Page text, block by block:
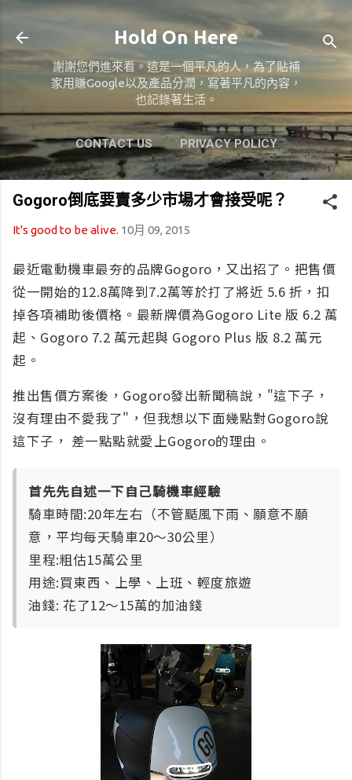
跳到主要內容
Hold On Here
謝謝您們進來看。這是一個平凡的人，為了貼補
家用賺Google以及產品分潤，寫著平凡的內容，
也記錄著生活。
CONTACT US PRIVACY POLICY
ABOUT US 更多… MY GIVING
Gogoro倒底要賣多少市場才會接受呢？
It's good to be alive. 10月 09, 2015
最近電動機車最夯的品牌Gogoro，又出招了。把售價
從一開始的12.8萬降到7.2萬等於打了將近 5.6 折，扣
掉各項補助後價格。最新牌價為Gogoro Lite 版 6.2 萬
起、Gogoro 7.2 萬元起與 Gogoro Plus 版 8.2 萬元
起。
推出售價方案後，Gogoro發出新聞稿說，"這下子，
沒有理由不愛我了"，但我想以下面幾點對Gogoro說
這下子， 差一點點就愛上Gogoro的理由。
首先先自述一下自己騎機車經驗
騎車時間:20年左右（不管颳風下雨、願意不願
意，平均每天騎車20～30公里）
里程:粗估15萬公里
用途:買東西、上學、上班、輕度旅遊
油錢: 花了12～15萬的加油錢